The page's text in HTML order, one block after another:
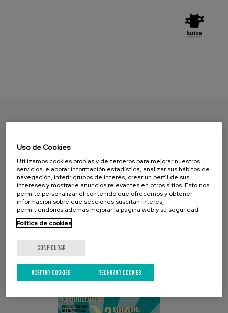
Uso de Cookies
Utilizamos cookies propias y de terceros para mejorar nuestros
servicios, elaborar información estadística, analizar sus hábitos de
navegación, inferir grupos de interés, crear un perfil de sus
intereses y mostrarle anuncios relevantes en otros sitios. Esto nos
permite personalizar el contenido que ofrecemos y obtener
información sobre qué secciones suscitan interés,
permitiéndonos además mejorar la página web y su seguridad.
Política de cookies
CONFIGURAR
RECHAZAR COOKIES
ACEPTAR COOKIES